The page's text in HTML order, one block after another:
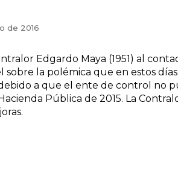
de 2016
Edgardo Maya (1951) al
sobre la polémica que en estos
a que el ente de control no
Pública de 2015. La